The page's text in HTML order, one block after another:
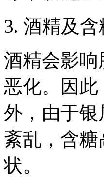
3. 酒精及
酒精会影
恶化。因
外，由于
紊乱，含
状。